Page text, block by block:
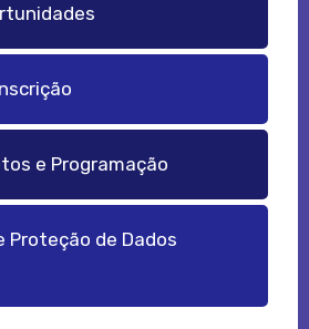
e Programação
Proteção de Dados